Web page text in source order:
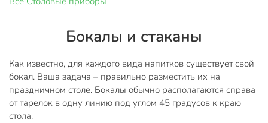
Бокалы и стаканы
Как известно, для каждого вида напитков существует свой
бокал. Ваша задача – правильно разместить их на
праздничном столе. Бокалы обычно располагаются справа
от тарелок в одну линию под углом 45 градусов к краю
стола.